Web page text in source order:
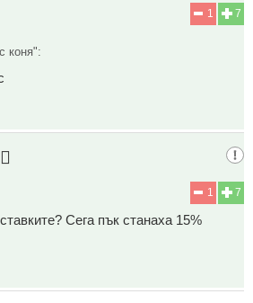
7
1
коня":
7
1
Сега пък станаха 15%